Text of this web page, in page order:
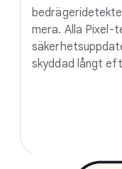
mera. Alla Pixel-
skyddad långt